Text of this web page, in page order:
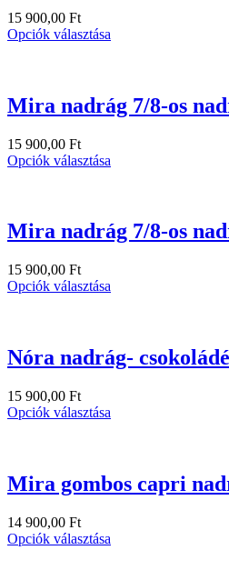
15 900,00 Ft
Opciók választása
Mira nadrág 7/8-os
15 900,00 Ft
Opciók választása
Mira nadrág 7/8-os
15 900,00 Ft
Opciók választása
Nóra nadrág- csokoládé
15 900,00 Ft
Opciók választása
Mira gombos capri
14 900,00 Ft
Opciók választása